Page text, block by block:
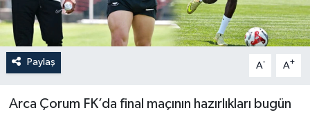
Paylaş A- A+
Arca Çorum FK’da final maçının hazırlıkları bugün
TEKNOLOJİ